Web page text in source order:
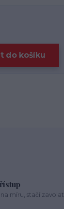
do košíku
míru, stačí zavolat